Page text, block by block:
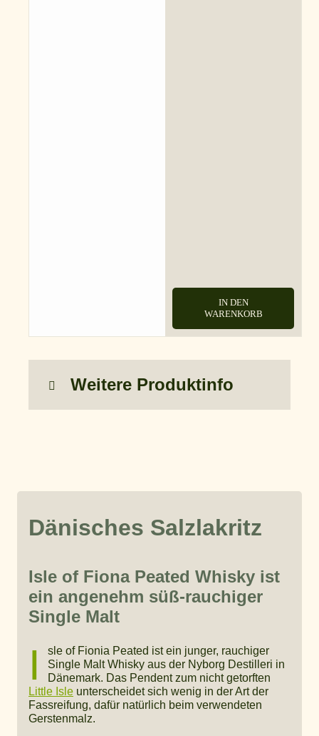
IN DEN
WARENKORB
Weitere Produktinfo
Dänisches Salzlakritz
Isle of Fiona Peated Whisky ist
ein angenehm süß-rauchiger
Single Malt
I
sle of Fionia Peated ist ein junger, rauchiger
Single Malt Whisky aus der Nyborg Destilleri in
Dänemark. Das Pendent zum nicht getorften
Little Isle unterscheidet sich wenig in der Art der
Fassreifung, dafür natürlich beim verwendeten
Gerstenmalz.